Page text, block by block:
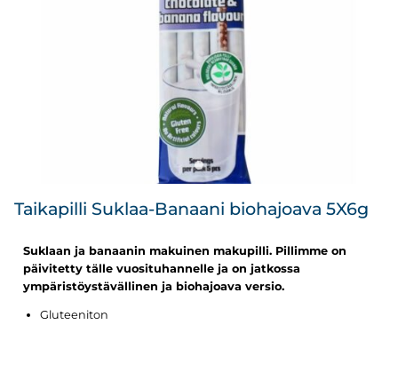
Taikapilli Suklaa-Banaani biohajoava 5X6g
Suklaan ja banaanin makuinen makupilli. Pillimme on
päivitetty tälle vuosituhannelle ja on jatkossa
ympäristöystävällinen ja biohajoava versio.
Gluteeniton